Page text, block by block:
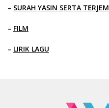
– SURAH YASIN SERTA
– FILM
– LIRIK LAGU